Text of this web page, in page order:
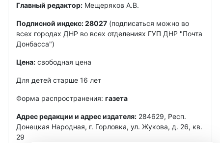
Главный редактор: Мещеряков А.В.
Подписной индекс: 28027 (подписаться можно во
всех городах ДНР во всех отделениях ГУП ДНР "Почта
Донбасса")
Цена: свободная цена
Для детей старше 16 лет
Форма распространения: газета
Адрес редакции и адрес издателя: 284629, Респ.
Донецкая Народная, г. Горловка, ул. Жукова, д. 26, кв.
29